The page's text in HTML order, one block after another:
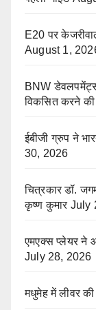
E20 पर
August 1,
BNW
विकसित करने की
ईबीजी ग्रुप ने
30, 2026
चित्रकार डॉ.
कृष्ण कुमार July
एमएक्स प्लेयर ने
July 28, 2026
मधुमेह में लीवर